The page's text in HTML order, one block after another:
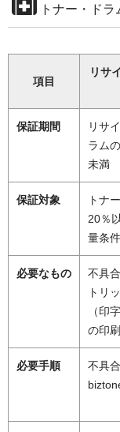
トナー・ド
項目
リサ
保証期間
リサ
ラム
未満
保証対象
トナ
20％
量条
必要なもの
不具
トリ
（印
の印
必要手順
不具